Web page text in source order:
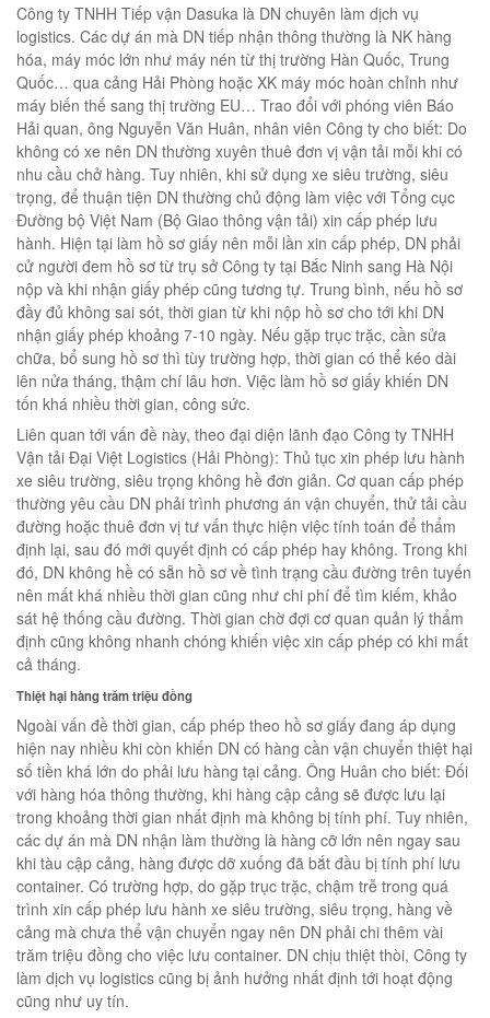
Công ty TNHH Tiếp vận Dasuka là DN chuyên làm dịch vụ
logistics. Các dự án mà DN tiếp nhận thông thường là NK hàng
hóa, máy móc lớn như máy nén từ thị trường Hàn Quốc, Trung
Quốc… qua cảng Hải Phòng hoặc XK máy móc hoàn chỉnh như
máy biến thế sang thị trường EU… Trao đổi với phóng viên Báo
Hải quan, ông Nguyễn Văn Huân, nhân viên Công ty cho biết: Do
không có xe nên DN thường xuyên thuê đơn vị vận tải mỗi khi có
nhu cầu chở hàng. Tuy nhiên, khi sử dụng xe siêu trường, siêu
trọng, để thuận tiện DN thường chủ động làm việc với Tổng cục
Đường bộ Việt Nam (Bộ Giao thông vận tải) xin cấp phép lưu
hành. Hiện tại làm hồ sơ giấy nên mỗi lần xin cấp phép, DN phải
cử người đem hồ sơ từ trụ sở Công ty tại Bắc Ninh sang Hà Nội
nộp và khi nhận giấy phép cũng tương tự. Trung bình, nếu hồ sơ
đầy đủ không sai sót, thời gian từ khi nộp hồ sơ cho tới khi DN
nhận giấy phép khoảng 7-10 ngày. Nếu gặp trục trặc, cần sửa
chữa, bổ sung hồ sơ thì tùy trường hợp, thời gian có thể kéo dài
lên nửa tháng, thậm chí lâu hơn. Việc làm hồ sơ giấy khiến DN
tốn khá nhiều thời gian, công sức.
Liên quan tới vấn đề này, theo đại diện lãnh đạo Công ty TNHH
Vận tải Đại Việt Logistics (Hải Phòng): Thủ tục xin phép lưu hành
xe siêu trường, siêu trọng không hề đơn giản. Cơ quan cấp phép
thường yêu cầu DN phải trình phương án vận chuyển, thử tải cầu
đường hoặc thuê đơn vị tư vấn thực hiện việc tính toán để thẩm
định lại, sau đó mới quyết định có cấp phép hay không. Trong khi
đó, DN không hề có sẵn hồ sơ về tình trạng cầu đường trên tuyến
nên mất khá nhiều thời gian cũng như chi phí để tìm kiếm, khảo
sát hệ thống cầu đường. Thời gian chờ đợi cơ quan quản lý thẩm
định cũng không nhanh chóng khiến việc xin cấp phép có khi mất
cả tháng.
Thiệt hại hàng trăm triệu đồng
Ngoài vấn đề thời gian, cấp phép theo hồ sơ giấy đang áp dụng
hiện nay nhiều khi còn khiến DN có hàng cần vận chuyển thiệt hại
số tiền khá lớn do phải lưu hàng tại cảng. Ông Huân cho biết: Đối
với hàng hóa thông thường, khi hàng cập cảng sẽ được lưu lại
trong khoảng thời gian nhất định mà không bị tính phí. Tuy nhiên,
các dự án mà DN nhận làm thường là hàng cỡ lớn nên ngay sau
khi tàu cập cảng, hàng được dỡ xuống đã bắt đầu bị tính phí lưu
container. Có trường hợp, do gặp trục trặc, chậm trễ trong quá
trình xin cấp phép lưu hành xe siêu trường, siêu trọng, hàng về
cảng mà chưa thể vận chuyển ngay nên DN phải chi thêm vài
trăm triệu đồng cho việc lưu container. DN chịu thiệt thòi, Công ty
làm dịch vụ logistics cũng bị ảnh hưởng nhất định tới hoạt động
cũng như uy tín.